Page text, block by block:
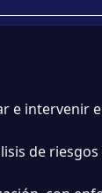
e intervenir
de riesgos